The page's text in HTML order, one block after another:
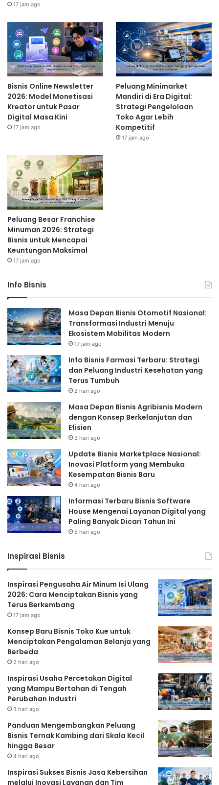
17 jam ago
Bisnis Online Newsletter
2026: Model Monetisasi
Kreator untuk Pasar
Digital Masa Kini
17 jam ago
Peluang Minimarket
Mandiri di Era Digital:
Strategi Pengelolaan
Toko Agar Lebih
Kompetitif
17 jam ago
Peluang Besar Franchise
Minuman 2026: Strategi
Bisnis untuk Mencapai
Keuntungan Maksimal
17 jam ago
Info Bisnis
Masa Depan Bisnis Otomotif Nasional:
Transformasi Industri Menuju
Ekosistem Mobilitas Modern
17 jam ago
Info Bisnis Farmasi Terbaru: Strategi
dan Peluang Industri Kesehatan yang
Terus Tumbuh
2 hari ago
Masa Depan Bisnis Agribisnis Modern
dengan Konsep Berkelanjutan dan
Efisien
3 hari ago
Update Bisnis Marketplace Nasional:
Inovasi Platform yang Membuka
Kesempatan Bisnis Baru
4 hari ago
Informasi Terbaru Bisnis Software
House Mengenai Layanan Digital yang
Paling Banyak Dicari Tahun Ini
5 hari ago
Inspirasi Bisnis
Inspirasi Pengusaha Air Minum Isi Ulang
2026: Cara Menciptakan Bisnis yang
Terus Berkembang
17 jam ago
Konsep Baru Bisnis Toko Kue untuk
Menciptakan Pengalaman Belanja yang
Berbeda
2 hari ago
Inspirasi Usaha Percetakan Digital
yang Mampu Bertahan di Tengah
Perubahan Industri
3 hari ago
Panduan Mengembangkan Peluang
Bisnis Ternak Kambing dari Skala Kecil
hingga Besar
4 hari ago
Inspirasi Sukses Bisnis Jasa Kebersihan
melalui Inovasi Layanan dan Tim